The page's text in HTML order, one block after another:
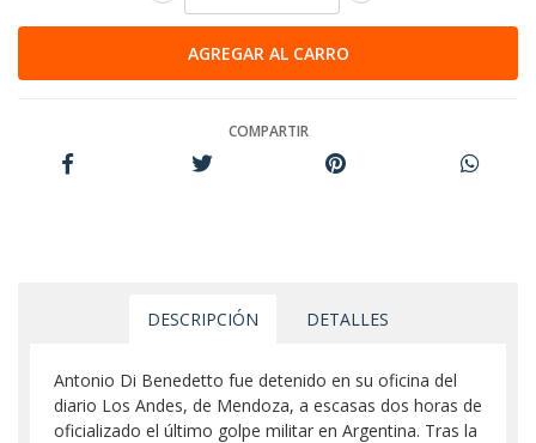
COMPARTIR
DESCRIPCIÓN DETALLES
Antonio Di Benedetto fue detenido en su oficina del
diario Los Andes, de Mendoza, a escasas dos horas de
oficializado el último golpe militar en Argentina. Tras la